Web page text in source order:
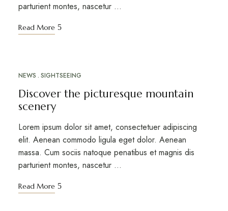
parturient montes, nascetur …
Read More
MAR
NEWS SIGHTSEEING
Discover the picturesque mountain
scenery
Lorem ipsum dolor sit amet, consectetuer adipiscing
elit. Aenean commodo ligula eget dolor. Aenean
massa. Cum sociis natoque penatibus et magnis dis
parturient montes, nascetur …
Read More